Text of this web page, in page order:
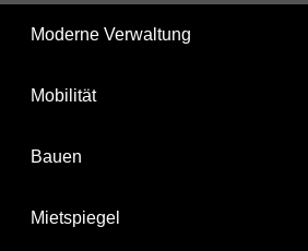
Moderne Verwaltung
Mobilität
Bauen
Mietspiegel